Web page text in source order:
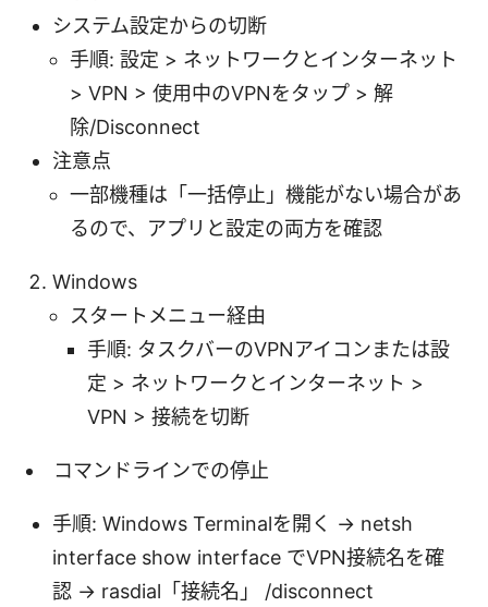
システム設定からの切断
手順: 設定 > ネットワークとインターネット
> VPN > 使用中のVPNをタップ > 解
除/Disconnect
注意点
一部機種は「一括停止」機能がない場合があ
るので、アプリと設定の両方を確認
Windows
スタートメニュー経由
手順: タスクバーのVPNアイコンまたは設
定 > ネットワークとインターネット >
VPN > 接続を切断
コマンドラインでの停止
手順: Windows Terminalを開く -> netsh
interface show interface でVPN接続名を確
認 -> rasdial「接続名」 /disconnect